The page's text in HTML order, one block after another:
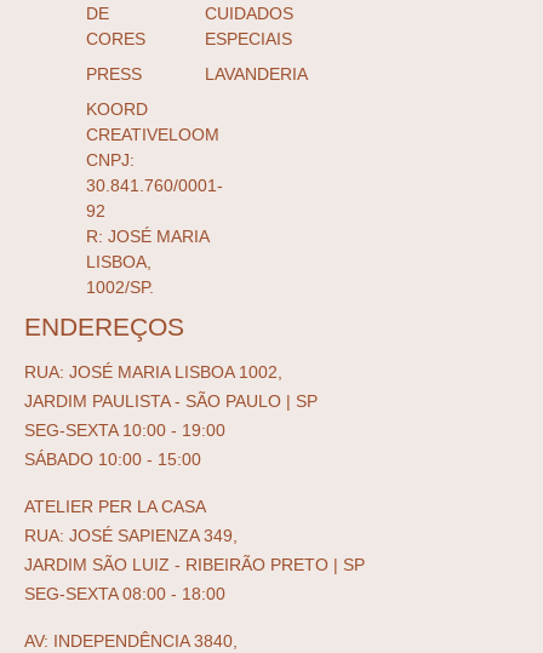
DE
CORES
PRESS
KOORD
CREATIVELOOM
CNPJ:
30.841.760/0001-
92
R: JOSÉ MARIA
LISBOA,
1002/SP.
CUIDADOS
ESPECIAIS
LAVANDERIA
ENDEREÇOS
RUA: JOSÉ MARIA LISBOA 1002,
JARDIM PAULISTA - SÃO PAULO | SP
SEG-SEXTA 10:00 - 19:00
SÁBADO 10:00 - 15:00
ATELIER PER LA CASA
RUA: JOSÉ SAPIENZA 349,
JARDIM SÃO LUIZ - RIBEIRÃO PRETO | SP
SEG-SEXTA 08:00 - 18:00
AV: INDEPENDÊNCIA 3840,